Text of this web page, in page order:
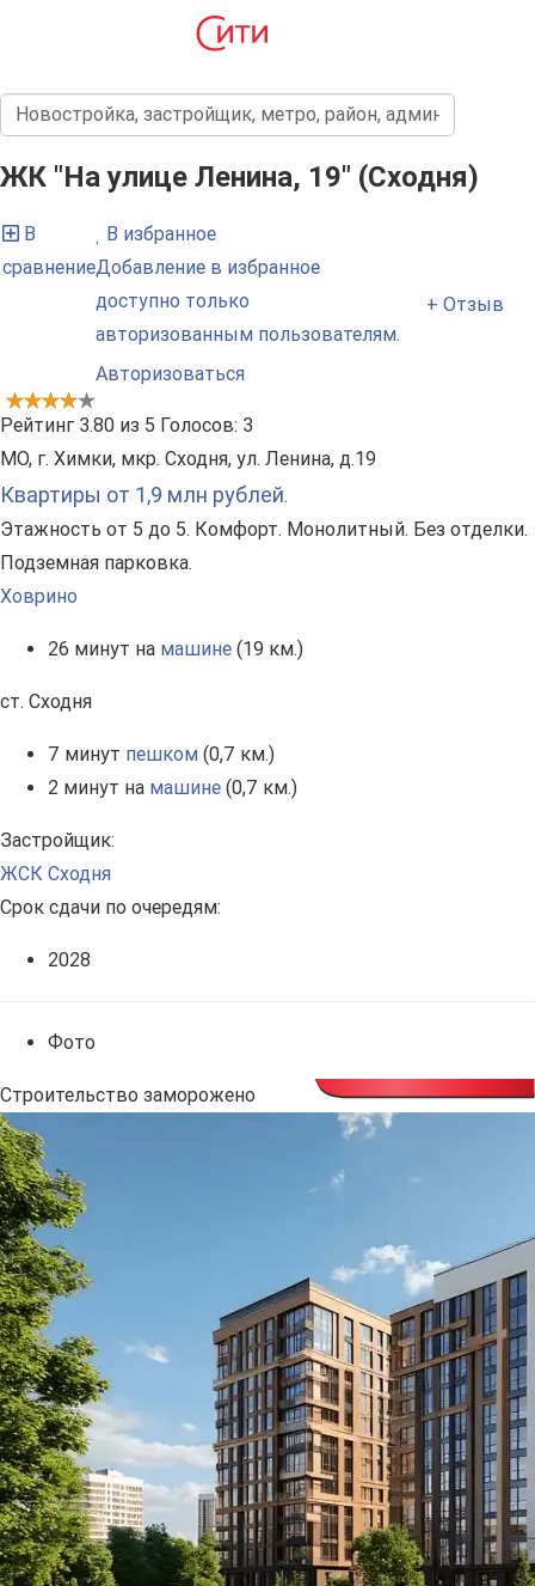
ЖК "На улице Ленина, 19" (Сходня)
В
сравнение
В избранное
Добавление в избранное
доступно только
авторизованным пользователям.
Авторизоваться
+ Отзыв
Рейтинг 3.80 из 5 Голосов: 3
МО, г. Химки, мкр. Сходня, ул. Ленина, д.19
Квартиры от 1,9 млн рублей.
Этажность от 5 до 5. Комфорт. Монолитный. Без отделки.
Подземная парковка.
Ховрино
26 минут на машине (19 км.)
ст. Сходня
7 минут пешком (0,7 км.)
2 минут на машине (0,7 км.)
Застройщик:
ЖСК Сходня
Срок сдачи по очередям:
2028
Фото
Cтроительство заморожено